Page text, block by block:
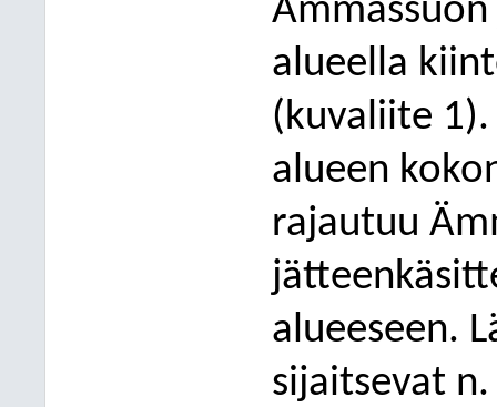
alueella
(kuvaliite
alueen
rajautuu
alueeseen.
sijaitsevat